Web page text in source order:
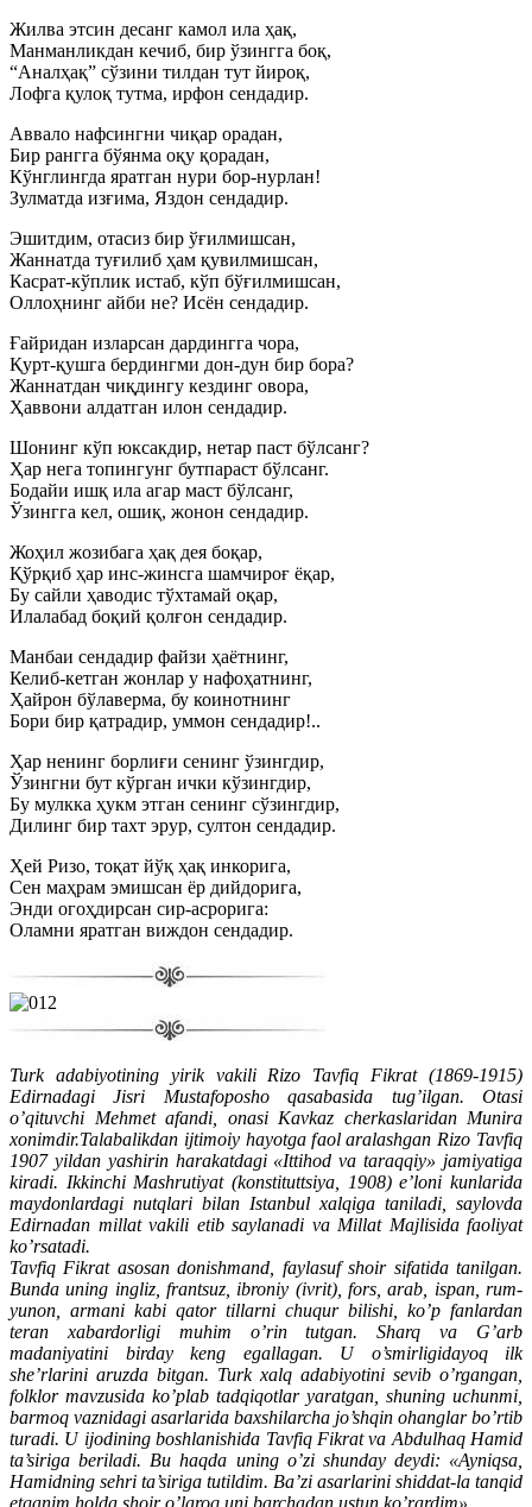
Жилва этсин десанг камол ила ҳақ,
Манманликдан кечиб, бир ўзингга боқ,
“Аналҳақ” сўзини тилдан тут йироқ,
Лофга қулоқ тутма, ирфон сендадир.
Аввало нафсингни чиқар орадан,
Бир рангга бўянма оқу қорадан,
Кўнглингда яратган нури бор-нурлан!
Зулматда изғима, Яздон сендадир.
Эшитдим, отасиз бир ўғилмишсан,
Жаннатда туғилиб ҳам қувилмишсан,
Касрат-кўплик истаб, кўп бўғилмишсан,
Оллоҳнинг айби не? Исён сендадир.
Ғайридан изларсан дардингга чора,
Қурт-қушга бердингми дон-дун бир бора?
Жаннатдан чиқдингу кездинг овора,
Ҳаввони алдатган илон сендадир.
Шонинг кўп юксакдир, нетар паст бўлсанг?
Ҳар нега топингунг бутпараст бўлсанг.
Бодайи ишқ ила агар маст бўлсанг,
Ўзингга кел, ошиқ, жонон сендадир.
Жоҳил жозибага ҳақ дея боқар,
Қўрқиб ҳар инс-жинсга шамчироғ ёқар,
Бу сайли ҳаводис тўхтамай оқар,
Илалабад боқий қолғон сендадир.
Манбаи сендадир файзи ҳаётнинг,
Келиб-кетган жонлар у нафоҳатнинг,
Ҳайрон бўлаверма, бу коинотнинг
Бори бир қатрадир, уммон сендадир!..
Ҳар ненинг борлиғи сенинг ўзингдир,
Ўзингни бут кўрган ички кўзингдир,
Бу мулкка ҳукм этган сенинг сўзингдир,
Дилинг бир тахт эрур, султон сендадир.
Ҳей Ризо, тоқат йўқ ҳақ инкорига,
Сен маҳрам эмишсан ёр дийдорига,
Энди огоҳдирсан сир-асрорига:
Оламни яратган виждон сендадир.
Turk adabiyotining yirik vakili Rizo Tavfiq Fikrat (1869-1915)
Edirnadagi Jisri Mustafoposho qasabasida tug’ilgan. Otasi
o’qituvchi Mehmet afandi, onasi Kavkaz cherkaslaridan Munira
xonimdir.Talabalikdan ijtimoiy hayotga faol aralashgan Rizo Tavfiq
1907 yildan yashirin harakatdagi «Ittihod va taraqqiy» jamiyatiga
kiradi. Ikkinchi Mashrutiyat (konstituttsiya, 1908) e’loni kunlarida
maydonlardagi nutqlari bilan Istanbul xalqiga taniladi, saylovda
Edirnadan millat vakili etib saylanadi va Millat Majlisida faoliyat
ko’rsatadi.
Tavfiq Fikrat asosan donishmand, faylasuf shoir sifatida tanilgan.
Bunda uning ingliz, frantsuz, ibroniy (ivrit), fors, arab, ispan, rum-
yunon, armani kabi qator tillarni chuqur bilishi, ko’p fanlardan
teran xabardorligi muhim o’rin tutgan. Sharq va G’arb
madaniyatini birday keng egallagan. U o’smirligidayoq ilk
she’rlarini aruzda bitgan. Turk xalq adabiyotini sevib o’rgangan,
folklor mavzusida ko’plab tadqiqotlar yaratgan, shuning uchunmi,
barmoq vaznidagi asarlarida baxshilarcha jo’shqin ohanglar bo’rtib
turadi. U ijodining boshlanishida Tavfiq Fikrat va Abdulhaq Hamid
ta’siriga beriladi. Bu haqda uning o’zi shunday deydi: «Ayniqsa,
Hamidning sehri ta’siriga tutildim. Ba’zi asarlarini shiddat-la tanqid
etganim holda shoir o’laroq uni barchadan ustun ko’rardim».